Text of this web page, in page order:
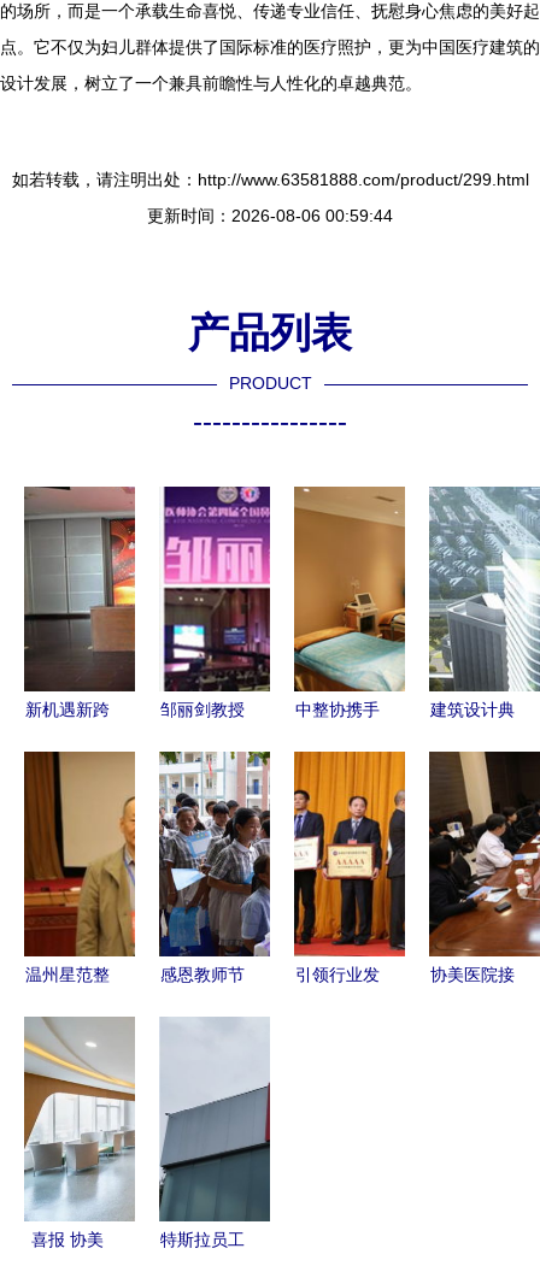
的场所，而是一个承载生命喜悦、传递专业信任、抚慰身心焦虑的美好起
点。它不仅为妇儿群体提供了国际标准的医疗照护，更为中国医疗建筑的
设计发展，树立了一个兼具前瞻性与人性化的卓越典范。
如若转载，请注明出处：http://www.63581888.com/product/299.html
更新时间：2026-08-06 00:59:44
产品列表
PRODUCT
----------------
新机遇新跨
视野引领医
学未来——
赤峰市医院
携手美国心
脏协会，心
血管急救培
挂牌
邹丽剑教授
国医师协会
大会，协美
医院展现学
科实力
中整协携手
保”正式进
驻兰州黛美
尔与协美医
院，医美安
全再添保障
建筑设计典
逸夫医院五
期工程荣获
美国建筑师
协会公众选
温州星范整
协3A级医
美机构认
证，树立行
业新标杆
感恩教师节
暖心之举
引领行业发
协美医院接
喜报 协美 特斯拉员工